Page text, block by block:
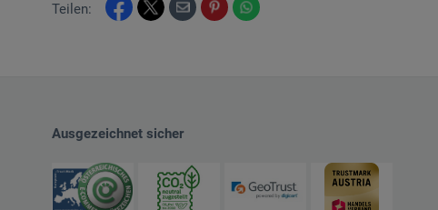
Teilen:
Ausgezeichnet sicher